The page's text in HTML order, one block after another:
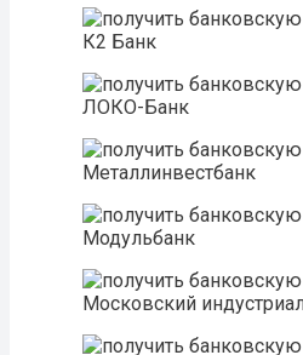
К2 Банк
ЛОКО-Банк
Металлинвестбанк
Модульбанк
Московский